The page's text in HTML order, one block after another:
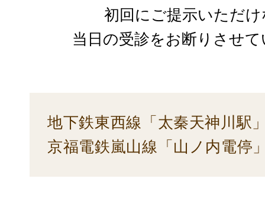
初回にご提示いただ
当日の受診をお断りさせ
地下鉄東西線「太秦天神川駅
京福電鉄嵐山線「山ノ内電停